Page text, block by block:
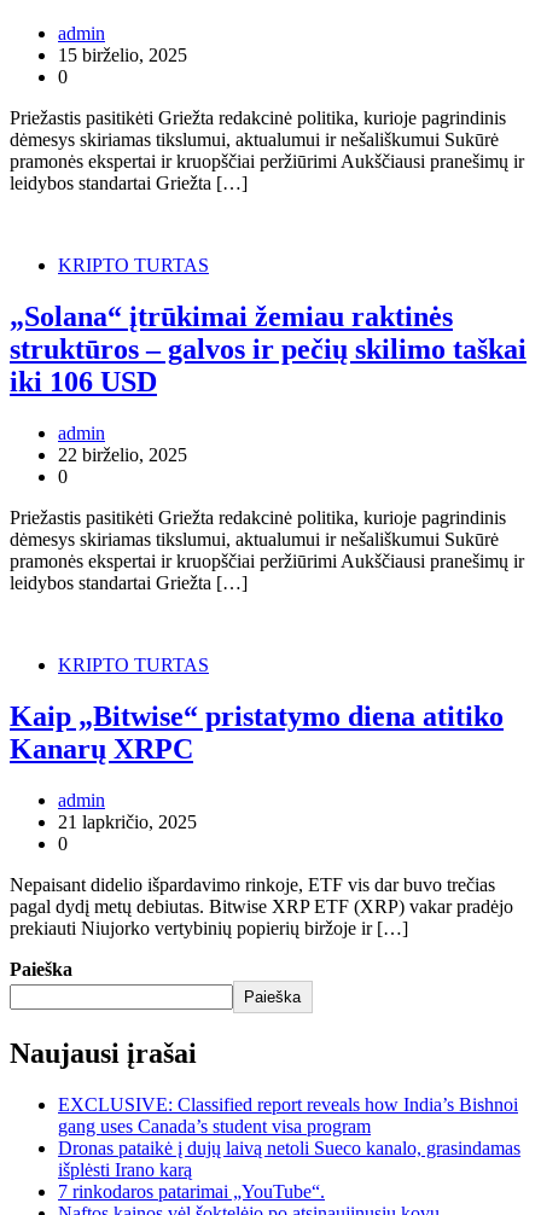
admin
15 birželio, 2025
0
Priežastis pasitikėti Griežta redakcinė politika, kurioje pagrindinis
dėmesys skiriamas tikslumui, aktualumui ir nešališkumui Sukūrė
pramonės ekspertai ir kruopščiai peržiūrimi Aukščiausi pranešimų ir
leidybos standartai Griežta […]
KRIPTO TURTAS
„Solana“ įtrūkimai žemiau raktinės
struktūros – galvos ir pečių skilimo taškai
iki 106 USD
admin
22 birželio, 2025
0
Priežastis pasitikėti Griežta redakcinė politika, kurioje pagrindinis
dėmesys skiriamas tikslumui, aktualumui ir nešališkumui Sukūrė
pramonės ekspertai ir kruopščiai peržiūrimi Aukščiausi pranešimų ir
leidybos standartai Griežta […]
KRIPTO TURTAS
Kaip „Bitwise“ pristatymo diena atitiko
Kanarų XRPC
admin
21 lapkričio, 2025
0
Nepaisant didelio išpardavimo rinkoje, ETF vis dar buvo trečias
pagal dydį metų debiutas. Bitwise XRP ETF (XRP) vakar pradėjo
prekiauti Niujorko vertybinių popierių biržoje ir […]
Paieška
Paieška
Naujausi įrašai
EXCLUSIVE: Classified report reveals how India’s Bishnoi
gang uses Canada’s student visa program
Dronas pataikė į dujų laivą netoli Sueco kanalo, grasindamas
išplėsti Irano karą
7 rinkodaros patarimai „YouTube“.